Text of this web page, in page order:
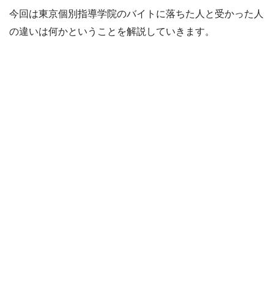
今回は東京個別指導学院のバイトに落ちた人と受かった人
の違いは何かということを解説していきます。